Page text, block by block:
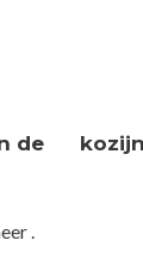
de
.